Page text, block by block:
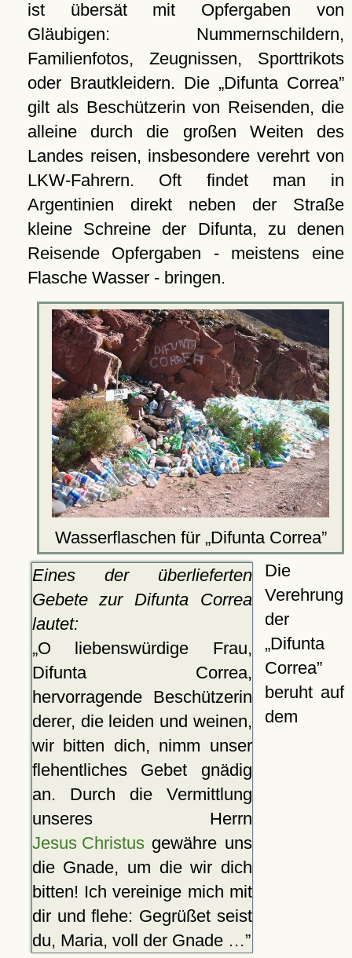
ist übersät mit Opfergaben von
Gläubigen: Nummernschildern,
Familienfotos, Zeugnissen, Sporttrikots
oder Brautkleidern. Die
Difunta Correa
gilt als Beschützerin von Reisenden, die
alleine durch die großen Weiten des
Landes reisen, insbesondere verehrt von
LKW-Fahrern. Oft findet man in
Argentinien direkt neben der Straße
kleine Schreine der Difunta, zu denen
Reisende Opfergaben - meistens eine
Flasche Wasser - bringen.
Wasserflaschen für Difunta Correa
Eines der überlieferten
Gebete zur Difunta Correa
lautet:
O liebenswürdige Frau,
Difunta Correa,
hervorragende Beschützerin
derer, die leiden und weinen,
wir bitten dich, nimm unser
flehentliches Gebet gnädig
an. Durch die Vermittlung
unseres Herrn
Jesus Christusgewähre uns
die Gnade, um die wir dich
bitten! Ich vereinige mich mit
dir und flehe: Gegrüßet seist
du, Maria, voll der Gnade …
Die
Verehrung
der
Difunta
Correa
beruht auf
dem